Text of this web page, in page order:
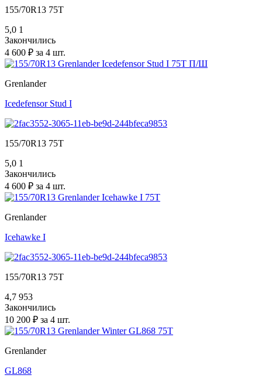
155/70R13 75T
5,0 1
Закончились
4 600 ₽ за 4 шт.
Grenlander
Icedefensor Stud I
155/70R13 75T
5,0 1
Закончились
4 600 ₽ за 4 шт.
Grenlander
Icehawke I
155/70R13 75T
4,7 953
Закончились
10 200 ₽ за 4 шт.
Grenlander
GL868